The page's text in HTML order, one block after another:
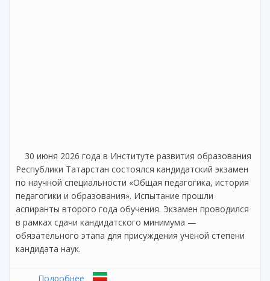
30 июня 2026 года в Институте развития образования
Республики Татарстан состоялся кандидатский экзамен
по научной специальности «Общая педагогика, история
педагогики и образования». Испытание прошли
аспиранты второго года обучения. Экзамен проводился
в рамках сдачи кандидатского минимума —
обязательного этапа для присуждения учёной степени
кандидата наук.
Подробнее о В Институте развития образования